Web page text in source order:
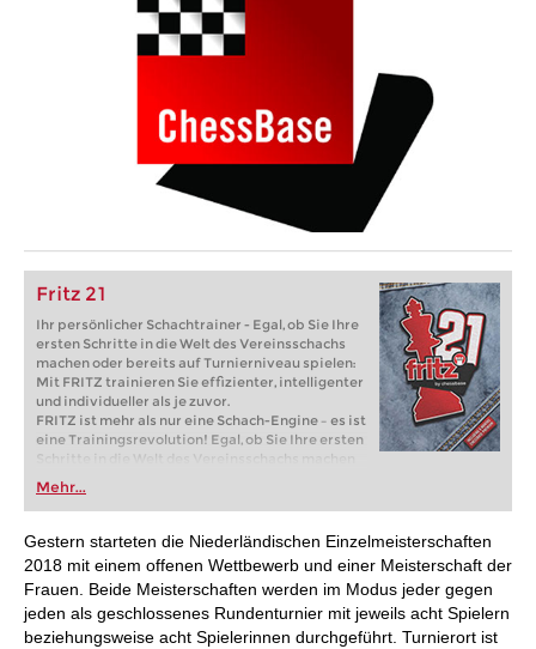
Fritz 21
Ihr persönlicher Schachtrainer - Egal, ob Sie Ihre
ersten Schritte in die Welt des Vereinsschachs
machen oder bereits auf Turnierniveau spielen:
Mit FRITZ trainieren Sie effizienter, intelligenter
und individueller als je zuvor.
FRITZ ist mehr als nur eine Schach-Engine – es ist
eine Trainingsrevolution! Egal, ob Sie Ihre ersten
Schritte in die Welt des Vereinsschachs machen
oder bereits auf Turnierniveau spielen: Mit
FRITZ trainieren Sie effizienter, intelligenter und
individueller als je zuvor.
Mehr...
Gestern starteten die Niederländischen Einzelmeisterschaften
2018 mit einem offenen Wettbewerb und einer Meisterschaft der
Frauen. Beide Meisterschaften werden im Modus jeder gegen
jeden als geschlossenes Rundenturnier mit jeweils acht Spielern
beziehungsweise acht Spielerinnen durchgeführt. Turnierort ist